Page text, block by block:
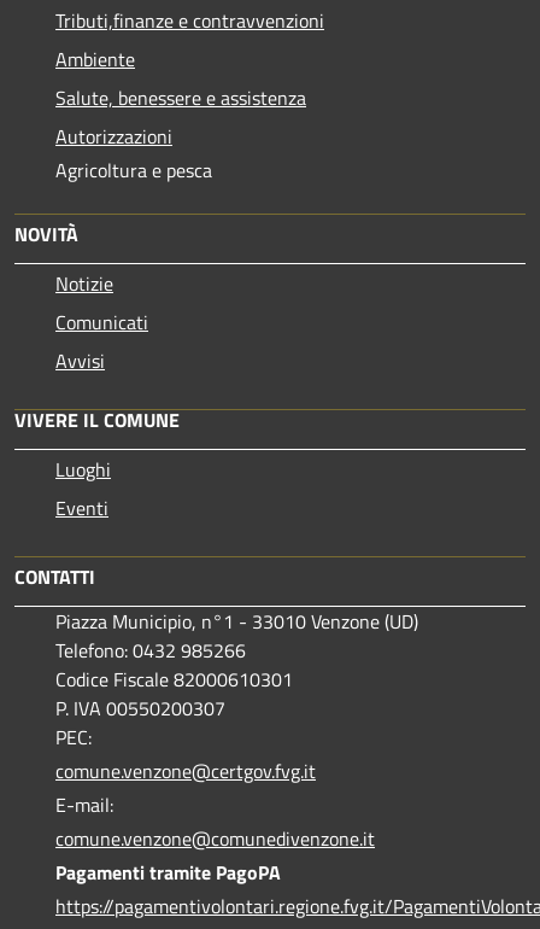
Tributi,finanze e contravvenzioni
Ambiente
Salute, benessere e assistenza
Autorizzazioni
Agricoltura e pesca
NOVITÀ
Notizie
Comunicati
Avvisi
VIVERE IL COMUNE
Luoghi
Eventi
CONTATTI
Piazza Municipio, n°1 - 33010 Venzone (UD)
Telefono: 0432 985266
Codice Fiscale 82000610301
P. IVA 00550200307
PEC:
comune.venzone@certgov.fvg.it
E-mail:
comune.venzone@comunedivenzone.it
Pagamenti tramite PagoPA
https://pagamentivolontari.regione.fvg.it/